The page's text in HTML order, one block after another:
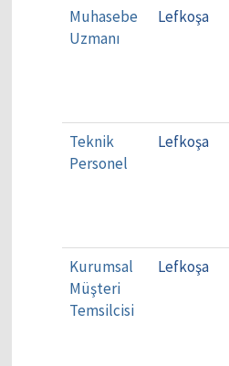
Muhasebe
Uzmanı
Lefkoşa
Teknik
Personel
Lefkoşa
Kurumsal
Müşteri
Temsilcisi
Lefkoşa